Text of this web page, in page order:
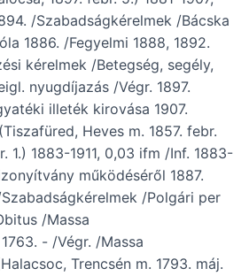
/Szabadságkérelmek /Bácska
1886. /Fegyelmi 1888, 1892.
kérelmek /Betegség, segély,
nyugdíjazás /Végr. 1897.
illeték kirovása 1907.
Heves m. 1857. febr.
1.) 1883-1911, 0,03 ifm /Inf. 1883-
működéséről 1887.
/Polgári per
/Massa
- /Végr. /Massa
Trencsén m. 1793. máj.